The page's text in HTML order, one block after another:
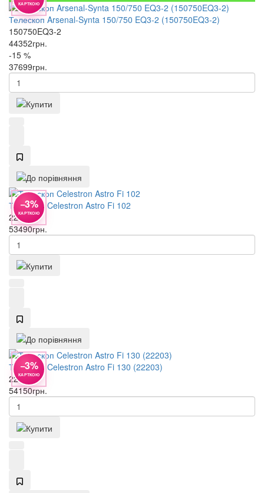
КАРТКОЮ
Телескоп Arsenal-Synta 150/750 EQ3-2 (150750EQ3-2)
150750EQ3-2
44352грн.
-15 %
37699грн.
−3%
КАРТКОЮ
Телескоп Celestron Astro Fi 102
22202
53490грн.
−3%
КАРТКОЮ
Телескоп Celestron Astro Fi 130 (22203)
22203
54150грн.